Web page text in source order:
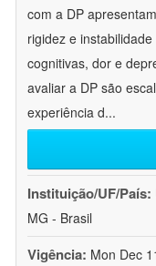
com a DP
rigidez e
cognitivas, dor e
avaliar a DP são
experiência d...
Instituição/UF/País:
MG - Brasil
Vigência: Mon Dec